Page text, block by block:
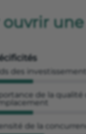
des
de la qualité
de la